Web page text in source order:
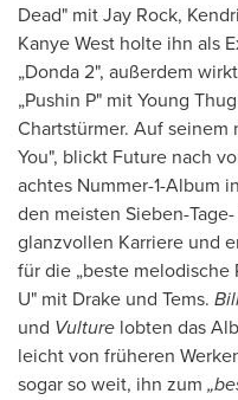
Dead" mitJay Rock,
Kanye West holte ihn als
„Donda 2", außerdem
„Pushin P" mit Young
Chartstürmer. Auf seinem
You", blickt Future nach
achtes Nummer-1-Album
den meisten Sieben-
glanzvollen Karriere und
für die „beste melodische
U" mit Drake und Tems.
und Vulture lobten das
leicht von früheren
sogar so weit, ihn zum